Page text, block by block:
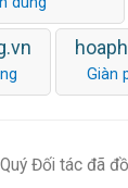
Giàn
Đối tác đã